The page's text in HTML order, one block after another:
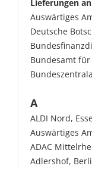
Lieferungen
Auswärtiges
Deutsche
Bundesamt
A
ALDI Nord,
Auswärtiges
ADAC
Adlershof,